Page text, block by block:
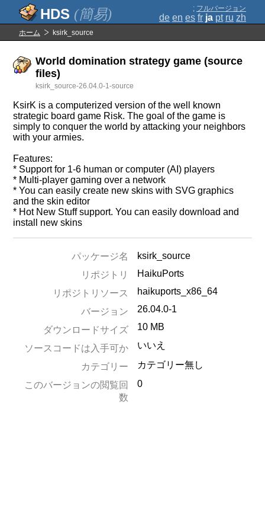
(簡易) ; フルバージョン
de en es fr ja pt ru zh
ホーム ksirk_source
World domination strategy game (source
files)
ksirk_source-26.04.0-1-source
KsirK is a computerized version of the well known
strategic board game Risk. The goal of the game is
simply to conquer the world by attacking your neighbors
with your armies.
Features:
* Support for 1-6 human or computer (AI) players
* Multi-player gaming over a network
* You can easily create new skins with SVG graphics
and the skin editor
* Hot New Stuff support. You can easily download and
install new skins
パッケージ名
ksirk_source
リポジトリ
HaikuPorts
リポジトリソース
haikuports_x86_64
バージョン
26.04.0-1
ダウンロードサイズ 10 MB
ソースコードは入手可か いいえ
カテゴリー
カテゴリー無し
このバージョンの閲覧回
数
0